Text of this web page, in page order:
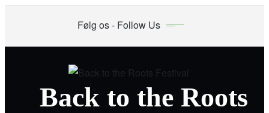
content
Følg os - Follow Us
Back to the Roots